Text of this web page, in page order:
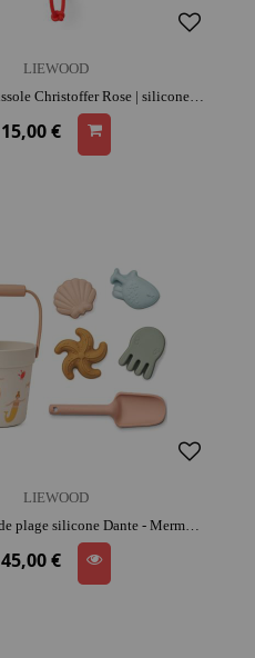
LIEWOOD
LIEWOOD Boussole Christoffer Rose | silicone | dès 6 ans | activité plein air
15,00 €
LIEWOOD
LIEWOOD Set de plage silicone Dante - Mermaid Beach | silicone | activité plein air | imagination | jeu de plage
45,00 €